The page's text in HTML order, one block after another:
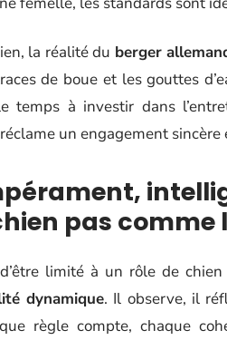
la réalité du berger
de boue et les gouttes
temps à investir dans
réclame un engagement sincère
pas comme
limité à un rôle de
dynamique. Il observe, il
règle compte, chaque